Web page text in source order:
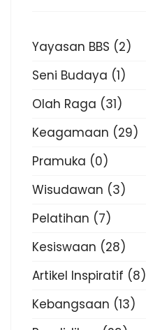
Yayasan BBS (2)
Seni Budaya (1)
Olah Raga (31)
Keagamaan (29)
Pramuka (0)
Wisudawan (3)
Pelatihan (7)
Kesiswaan (28)
Artikel Inspiratif (8)
Kebangsaan (13)